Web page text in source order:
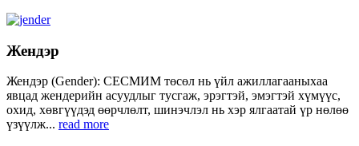
Жендэр
Жендэр (Gender): СЕСМИМ төсөл нь үйл ажиллагааныхаа
явцад жендерийн асуудлыг тусгаж, эрэгтэй, эмэгтэй хүмүүс,
охид, хөвгүүдэд өөрчлөлт, шинэчлэл нь хэр ялгаатай үр нөлөө
үзүүлж... read more